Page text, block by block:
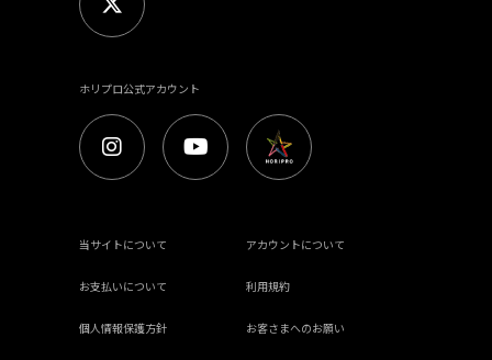
ホリプロ公式アカウント
当サイトについて アカウントについて
お支払いについて 利用規約
個人情報保護方針 お客さまへのお願い